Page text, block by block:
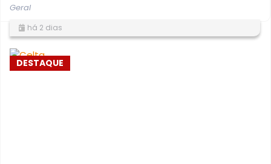
Geral
há 2 dias
DESTAQUE